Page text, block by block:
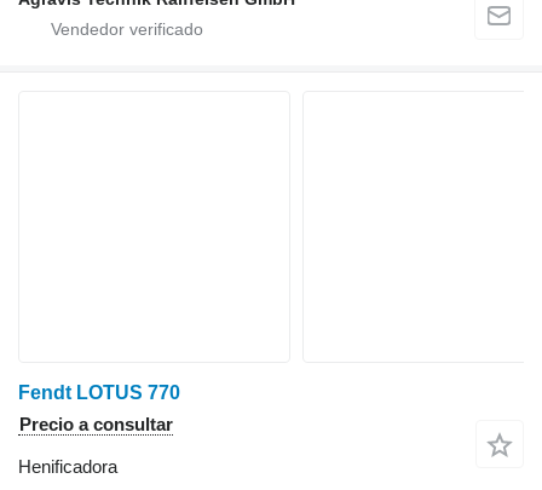
Fendt LOTUS 770
Precio a consultar
Henificadora